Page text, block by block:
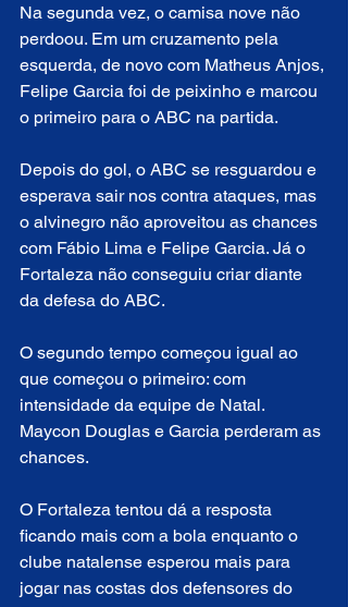
Na segunda vez, o camisa nove não
perdoou. Em um cruzamento pela
esquerda, de novo com Matheus Anjos,
Felipe Garcia foi de peixinho e marcou
o primeiro para o ABC na partida.
Depois do gol, o ABC se resguardou e
esperava sair nos contra ataques, mas
o alvinegro não aproveitou as chances
com Fábio Lima e Felipe Garcia. Já o
Fortaleza não conseguiu criar diante
da defesa do ABC.
O segundo tempo começou igual ao
que começou o primeiro: com
intensidade da equipe de Natal.
Maycon Douglas e Garcia perderam as
chances.
O Fortaleza tentou dá a resposta
ficando mais com a bola enquanto o
clube natalense esperou mais para
jogar nas costas dos defensores do